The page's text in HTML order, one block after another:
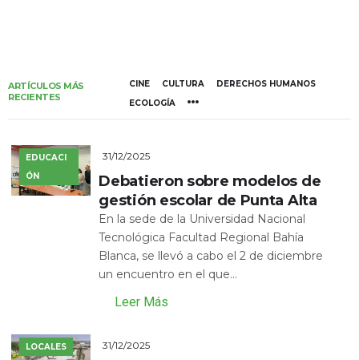
ARTÍCULOS MÁS
RECIENTES
CINE CULTURA
DERECHOS HUMANOS
ECOLOGÍA
EDUCACI
ÓN
31/12/2025
Debatieron sobre modelos de
gestión escolar de Punta Alta
En la sede de la Universidad Nacional
Tecnológica Facultad Regional Bahía
Blanca, se llevó a cabo el 2 de diciembre
un encuentro en el que...
Leer Más
LOCALES 31/12/2025